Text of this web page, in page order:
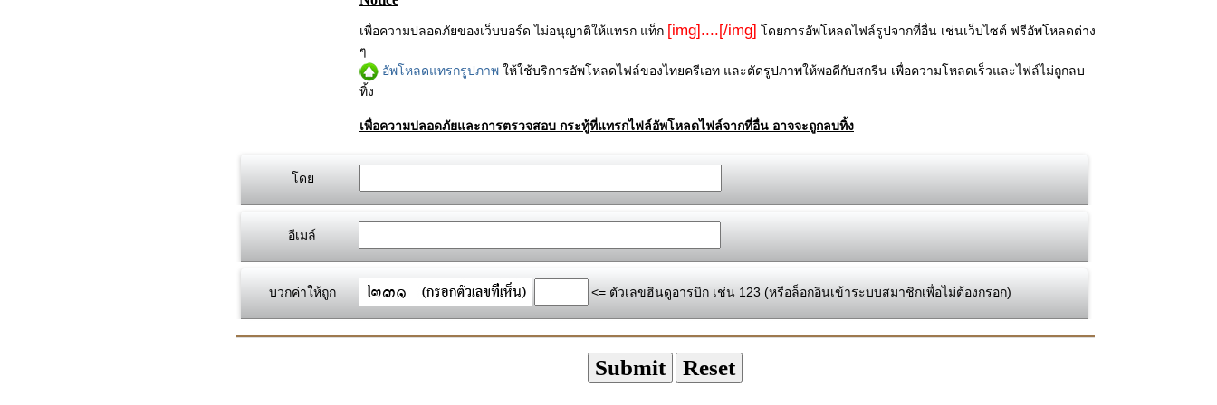
เพื่อความปลอดภัยของเว็บบอร์ด ไม่อนุญาติให้แทรก แท็ก [img]....[/img] โดยการอัพโหลดไฟล์รูปจากที่อื่น เช่นเว็บไซต์ ฟรีอัพโหลดต่าง
ๆ
อัพโหลดแทรกรูปภาพ ให้ใช้บริการอัพโหลดไฟล์ของไทยครีเอท และตัดรูปภาพให้พอดีกับสกรีน เพื่อความโหลดเร็วและไฟล์ไม่ถูกลบ
ทิ้ง
เพื่อความปลอดภัยและการตรวจสอบ กระทู้ที่แทรกไฟล์อัพโหลดไฟล์จากที่อื่น อาจจะถูกลบทิ้ง
โดย
อีเมล์
บวกค่าให้ถูก <= ตัวเลขฮินดูอารบิก เช่น 123 (หรือล็อกอินเข้าระบบสมาชิกเพื่อไม่ต้องกรอก)